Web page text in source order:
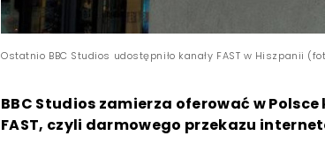
Ostatnio BBC Studios udostępniło kanały FAST w Hiszpanii
BBC Studios zamierza oferować w
FAST, czyli darmowego przekazu